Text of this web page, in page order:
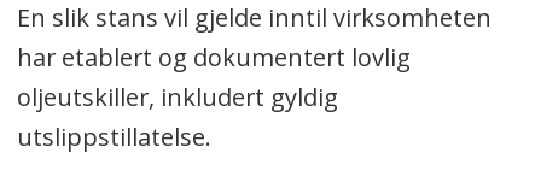
En slik stans vil gjelde inntil virksomheten
har etablert og dokumentert lovlig
oljeutskiller, inkludert gyldig
utslippstillatelse.